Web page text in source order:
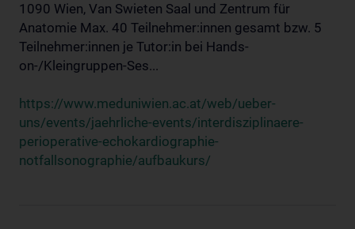
1090 Wien, Van Swieten Saal und Zentrum für
Anatomie Max. 40 Teilnehmer:innen gesamt bzw. 5
Teilnehmer:innen je Tutor:in bei Hands-
on-/Kleingruppen-Ses...
https://www.meduniwien.ac.at/web/ueber-
uns/events/jaehrliche-events/interdisziplinaere-
perioperative-echokardiographie-
notfallsonographie/aufbaukurs/